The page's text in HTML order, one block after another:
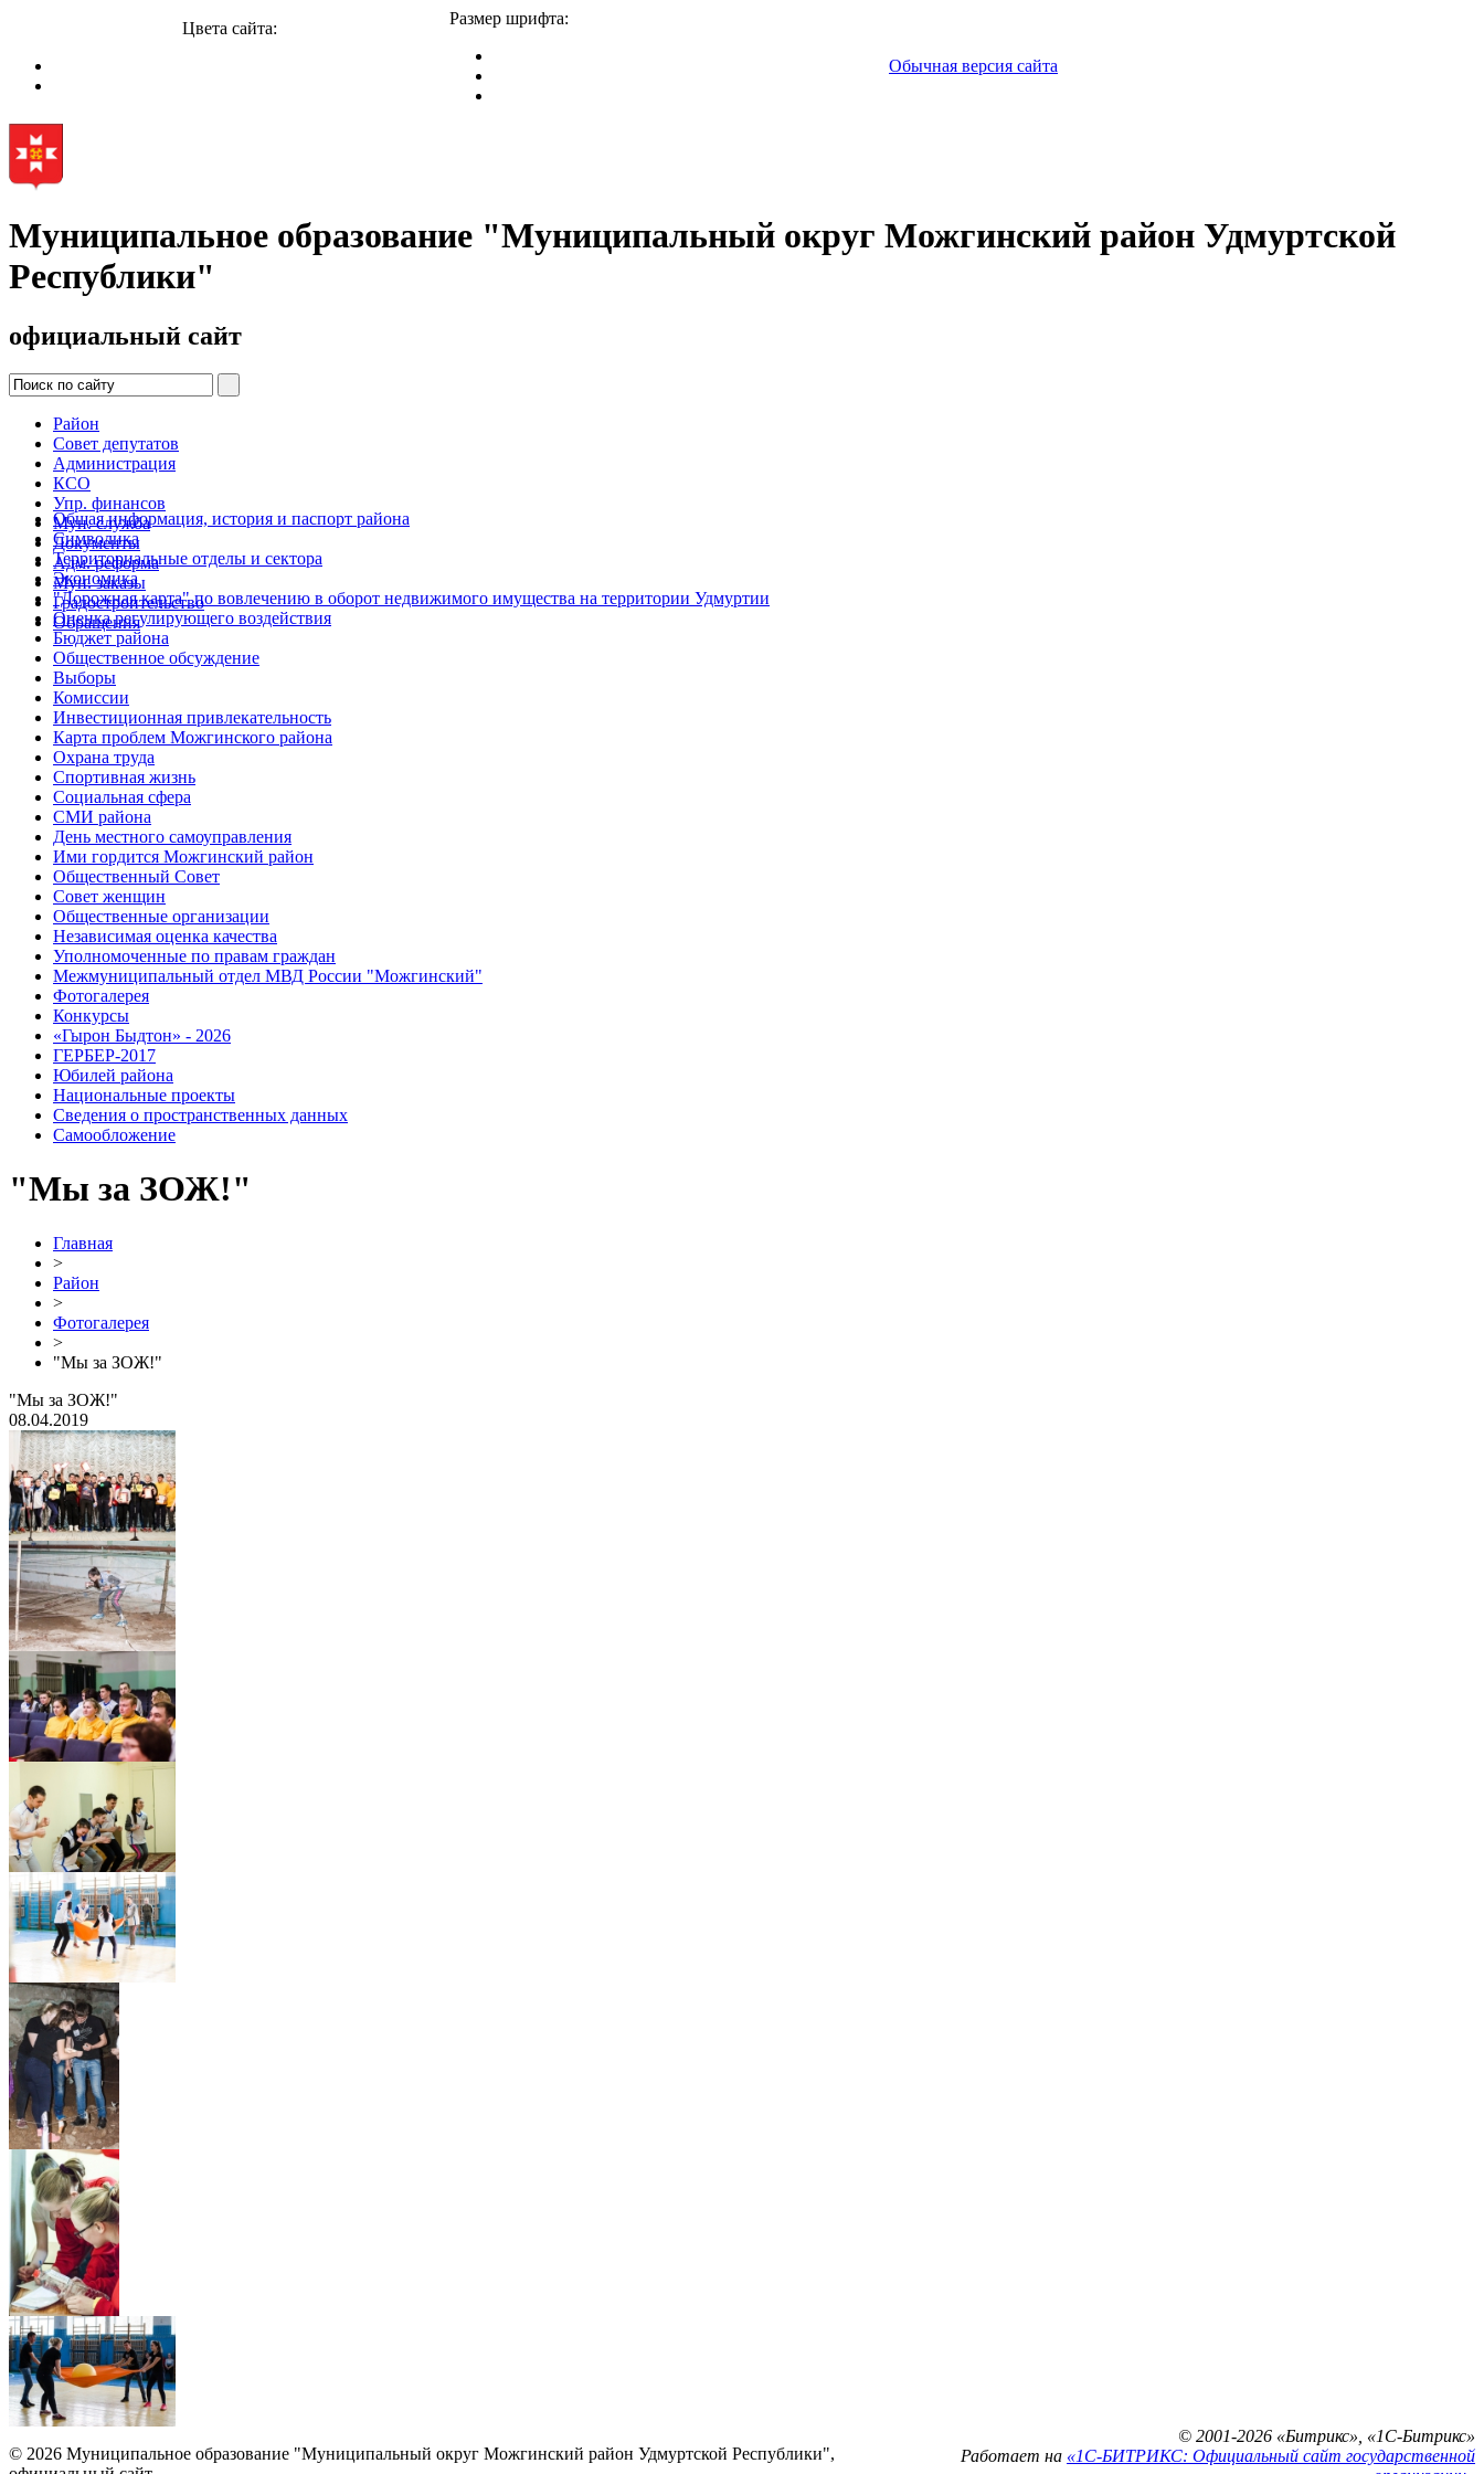
Цвета сайта:
Размер шрифта:
Обычная версия сайта
Муниципальное образование "Муниципальный округ Можгинский район Удмуртской
Республики"
официальный сайт
Район
Совет депутатов
Администрация
КСО
Упр. финансов
Мун. служба
Документы
Адм. реформа
Мун. заказы
Градостроительство
Обращения
Общая информация, история и паспорт района
Символика
Территориальные отделы и сектора
Экономика
"Дорожная карта" по вовлечению в оборот недвижимого имущества на территории Удмуртии
Оценка регулирующего воздействия
Бюджет района
Общественное обсуждение
Выборы
Комиссии
Инвестиционная привлекательность
Карта проблем Можгинского района
Охрана труда
Спортивная жизнь
Социальная сфера
СМИ района
День местного самоуправления
Ими гордится Можгинский район
Общественный Совет
Совет женщин
Общественные организации
Независимая оценка качества
Уполномоченные по правам граждан
Межмуниципальный отдел МВД России "Можгинский"
Фотогалерея
Конкурсы
«Гырон Быдтон» - 2026
ГЕРБЕР-2017
Юбилей района
Национальные проекты
Сведения о пространственных данных
Самообложение
"Мы за ЗОЖ!"
Главная
>
Район
>
Фотогалерея
>
"Мы за ЗОЖ!"
"Мы за ЗОЖ!"
08.04.2019
© 2026 Муниципальное образование "Муниципальный округ Можгинский район Удмуртской Республики",
© 2001-2026 «Битрикс», «1С-Битрикс»
Работает на «1С-БИТРИКС: Официальный сайт государственной